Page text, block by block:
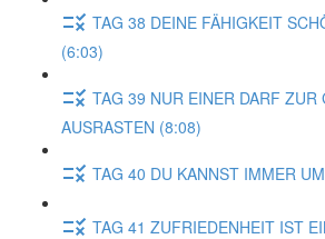
TAG 38 DEINE FÄHIGKEIT
(6:03)
TAG 39 NUR EINER DARF ZUR
AUSRASTEN (8:08)
TAG 40 DU KANNST IMMER
TAG 41 ZUFRIEDENHEIT IST